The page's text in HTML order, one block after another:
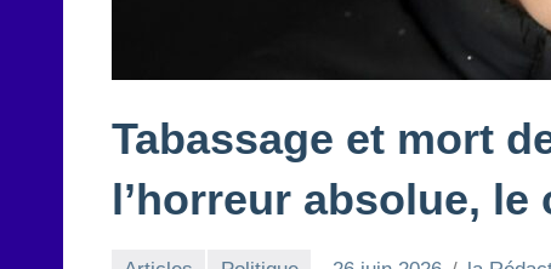
Tabassage et mort
l’horreur absolue, le